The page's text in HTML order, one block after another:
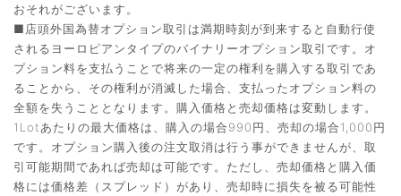
おそれがございます。
■店頭外国為替オプション取引は満期時刻が到来すると自動行使
されるヨーロピアンタイプのバイナリーオプション取引です。オ
プション料を支払うことで将来の一定の権利を購入する取引であ
ることから、その権利が消滅した場合、支払ったオプション料の
全額を失うこととなります。購入価格と売却価格は変動します。
1Lotあたりの最大価格は、購入の場合990円、売却の場合1,000円
です。オプション購入後の注文取消は行う事ができませんが、取
引可能期間であれば売却は可能です。ただし、売却価格と購入価
格には価格差（スプレッド）があり、売却時に損失を被る可能性